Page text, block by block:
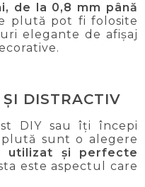
de la 0,8 mm până
plută pot fi folosite
elegante de afișaj
DISTRACTIV
DIY sau îți începi
sunt o alegere
utilizat și perfecte
este aspectul care